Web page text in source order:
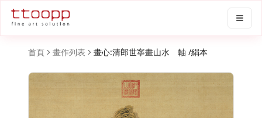
首頁 畫作列表 畫心:清郎世寧畫山水 軸 /絹本